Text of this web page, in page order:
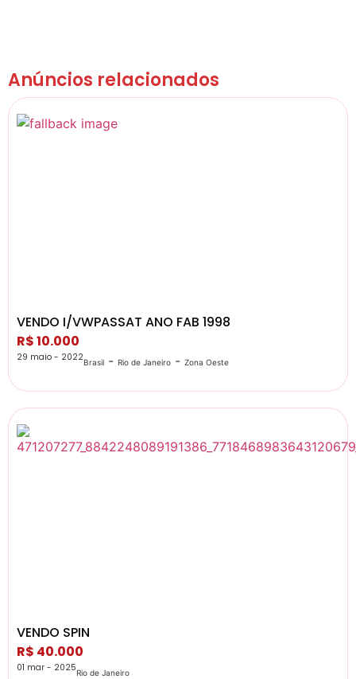
Anúncios relacionados
VENDO I/VWPASSAT ANO FAB 1998
R$ 10.000
29 maio - 2022Brasil - Rio de Janeiro - Zona Oeste
VENDO SPIN
R$ 40.000
01 mar - 2025Rio de Janeiro